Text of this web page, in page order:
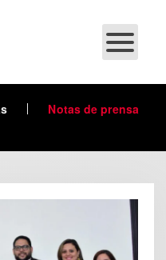
Notas de prensa